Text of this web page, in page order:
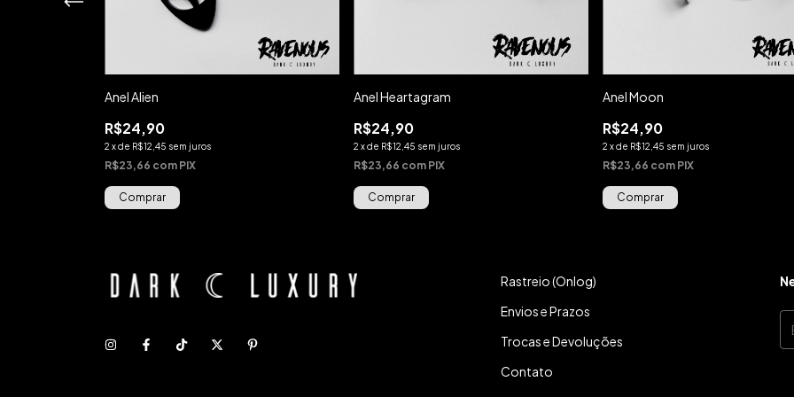
Anel Alien
R$24,90
2 xde R$12,45 sem juros
R$23,66 com PIX
Anel Heartagram
R$24,90
2 xde R$12,45 sem juros
R$23,66 com PIX
Anel Moon
R$24,90
2 xde R$12,45 sem juros
R$23,66 com PIX
Rastreio (Onlog)
Envios e Prazos
Trocas e Devoluções
Contato